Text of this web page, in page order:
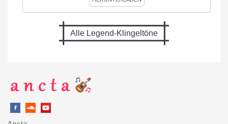
Alle Legend-Klingeltöne